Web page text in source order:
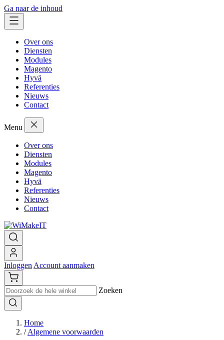
Ga naar de inhoud
Over ons
Diensten
Modules
Magento
Hyvä
Referenties
Nieuws
Contact
Menu
Over ons
Diensten
Modules
Magento
Hyvä
Referenties
Nieuws
Contact
Inloggen Account aanmaken
Zoeken
Home
/ Algemene voorwaarden